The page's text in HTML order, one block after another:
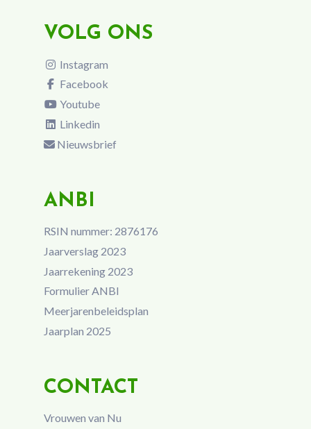
VOLG ONS
Instagram
Facebook
Youtube
Linkedin
Nieuwsbrief
ANBI
RSIN nummer: 2876176
Jaarverslag 2023
Jaarrekening 2023
Formulier ANBI
Meerjarenbeleidsplan
Jaarplan 2025
CONTACT
Vrouwen van Nu